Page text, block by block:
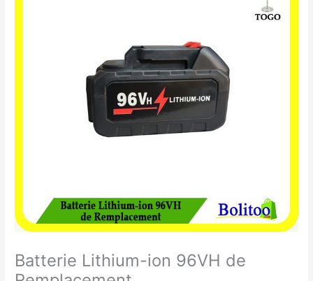
Batterie Lithium-ion 96VH de